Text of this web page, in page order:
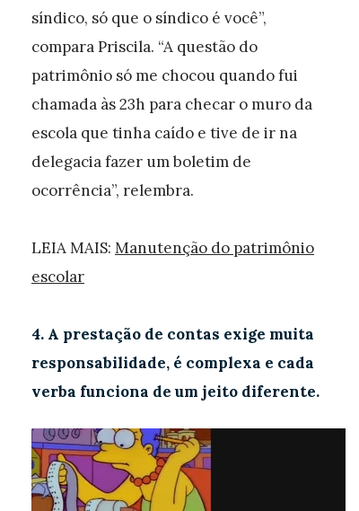
síndico, só que o síndico é você”,
compara Priscila. “A questão do
patrimônio só me chocou quando fui
chamada às 23h para checar o muro da
escola que tinha caído e tive de ir na
delegacia fazer um boletim de
ocorrência”, relembra.
LEIA MAIS: Manutenção do patrimônio
escolar
4. A prestação de contas exige muita
responsabilidade, é complexa e cada
verba funciona de um jeito diferente.